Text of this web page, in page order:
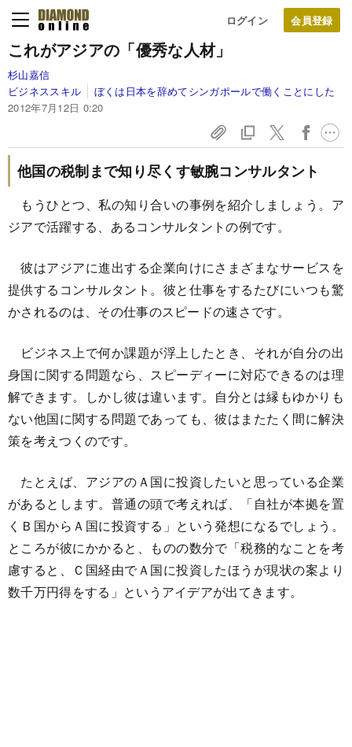
ログイン
これがアジアの「優秀な人材」
杉山嘉信
ビジネススキル
ぼくは日本を辞めてシンガポールで働くことにした
2012年7月12日 0:20
他国の税制まで知り尽くす敏腕コンサルタント
もうひとつ、私の知り合いの事例を紹介しましょう。ア
ジアで活躍する、あるコンサルタントの例です。
彼はアジアに進出する企業向けにさまざまなサービスを
提供するコンサルタント。彼と仕事をするたびにいつも驚
かされるのは、その仕事のスピードの速さです。
ビジネス上で何か課題が浮上したとき、それが自分の出
身国に関する問題なら、スピーディーに対応できるのは理
解できます。しかし彼は違います。自分とは縁もゆかりも
ない他国に関する問題であっても、彼はまたたく間に解決
策を考えつくのです。
たとえば、アジアのＡ国に投資したいと思っている企業
があるとします。普通の頭で考えれば、「自社が本拠を置
くＢ国からＡ国に投資する」という発想になるでしょう。
ところが彼にかかると、ものの数分で「税務的なことを考
慮すると、Ｃ国経由でＡ国に投資したほうが現状の案より
数千万円得をする」というアイデアが出てきます。